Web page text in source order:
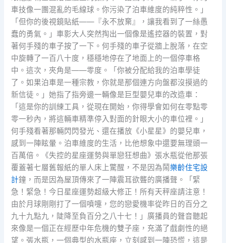
車技像一團混亂的毛線球。你污染了泊車維度的純粹性。」
「但你的後視鏡貼紙——『永不放棄』，讓我看到了一絲愚
蠢的勇氣。」車影大人突然掏出一個像是遙控器的裝置，對
著何手殘的車子按了一下。何手殘的車子從牆上脫落，在空
中旋轉了一百八十度，穩穩地停在了地面上的一個停車格
中。這次，夾角是——零度。「你被分配給我的泊車學徒
了。如果泊車是一種宗教，你就是那個連方向盤都沒摸過的
新信徒。」她指了指旁邊一輛像是巨型嬰兒車的改造車：
「這是你的訓練工具，從現在開始，你得學會如何在零點零
零一秒內，將這輛車精準停入對面的針眼大小的車位裡。」
何手殘看著那輛閃閃發光、還在播放《小星星》的嬰兒車，
感到一陣眩暈。泊車維度的生活，比他想象中還要無理頭一
百萬倍。《失控的星座運勢與單戀狂想曲》張水瓶從他那張
覆蓋著七層舊報紙的單人床上驚醒，不是因為鬧樂齡住宅設
計鐘，而是因為屋頂傳來了一陣震耳欲聾的廣播聲。「緊
急！緊急！今日星座運勢超級大修正！所有天秤座請注意！
由於月球剛剛打了一個噴嚏，您的戀愛機率從昨日的百分之
九十九點九，陡降至負百分之八十七！」廣播員的聲音聽起
來像是一個正在經歷中年危機的雙子座，充滿了戲劇性的絕
望。張水瓶，一個典型的水瓶座，立刻感到一陣恐慌，這是